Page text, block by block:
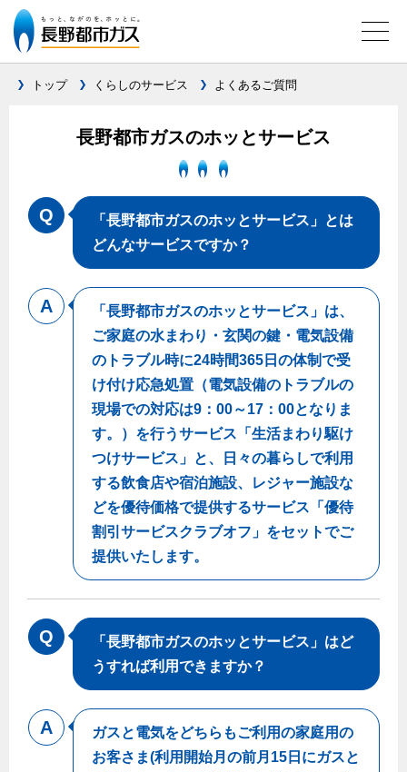
ガス料金について
料金表
料金の計算方法
家庭用選択約款
ご請求とお支払いについて
口座振替によるお支払い
クレジットカードによるお支払い
払込書による窓口でのお支払い
検針について
原料費調整制度について
こんなときは
ガスくさいとき・警報器が鳴ったとき
ガスが出ないとき
ガスメーターの復帰方法
ガス器具が故障したとき
ガス給湯器・風呂釜の凍結予防方法
ガスコンロとIHクッキングヒーターの比較
調理性
ガス給湯器とエコキュートの比較
ライフスタイルの変化に対応するエコジョーズ
ライフステージ別に比較する
40代～50代
キッチン
オススメの商品一覧
最新ガスコンロの実力
グリル活用法
コンロの取替えは
レンジフード
オーブン・炊飯器
オーブン
炊飯器
警報器
私たちのリフォーム
キッチンをリフォーム
バスルームをリフォーム
サニタリーをリフォーム
その他をリフォーム
リフォーム事例紹介
3つのあんしん宣言
スタッフ
補助金について
リフォームのお知らせ
ショールーム
リフォームについてのお問い合わせ
電力の自由化について
長野都市ガスのでんきのポイント
電気料金 長野都市ガスでんきプラン
都市ガスでんき 従量電灯Ｂ
都市ガスでんき 従量電灯Ｃ
都市ガスでんき 低圧電力
電気料金の計算について
ご請求とお支払い
電気料金のシミュレーション
ご契約・お手続き
お申込み
停電時の対応
Chef Ropia's JOYFUL CUISINE
ヤミーのレシピ帖
食育活動について
エコ・クッキング
料理教室レンタル
法人のお客様へ
ホーム お知らせ
お問合わせ・資料請求 ショールーム
情報誌 企業情報
採用情報
トップ くらしのサービス よくあるご質問
長野都市ガスのホッとサービス
「長野都市ガスのホッとサービス」とは
どんなサービスですか？
「長野都市ガスのホッとサービス」は、
ご家庭の水まわり・玄関の鍵・電気設備
のトラブル時に24時間365日の体制で受
け付け応急処置（電気設備のトラブルの
現場での対応は9：00～17：00となりま
す。）を行うサービス「生活まわり駆け
つけサービス」と、日々の暮らしで利用
する飲食店や宿泊施設、レジャー施設な
どを優待価格で提供するサービス「優待
割引サービスクラブオフ」をセットでご
提供いたします。
「長野都市ガスのホッとサービス」はど
うすれば利用できますか？
ガスと電気をどちらもご利用の家庭用の
お客さま(利用開始月の前月15日にガスと